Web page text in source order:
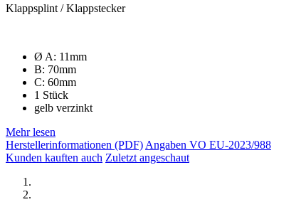
Klappsplint / Klappstecker
Ø A: 11mm
B: 70mm
C: 60mm
1 Stück
gelb verzinkt
Mehr lesen
Herstellerinformationen (PDF) Angaben VO EU-2023/988
Kunden kauften auch Zuletzt angeschaut